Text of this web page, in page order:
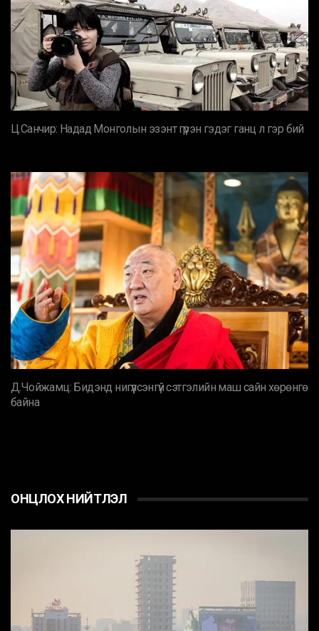
Ц.Санчир: Надад Монголын эзэнт гүрэн гэдэг ганц л гэр бий
Д.Чойжамц: Бидэнд нигүүлсэнгүй сэтгэлийн маш сайн хөрөнгө
байна
ОНЦЛОХ НИЙТЛЭЛ